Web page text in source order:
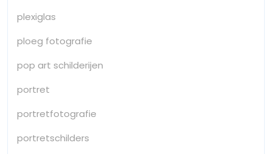
plexiglas
ploeg fotografie
pop art schilderijen
portret
portretfotografie
portretschilders